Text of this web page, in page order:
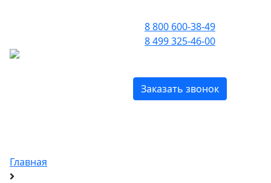
8 800 600-38-49
8 499 325-46-00
Заказать звонок
Главная